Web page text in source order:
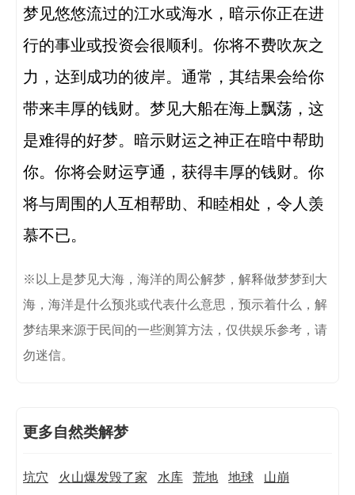
梦见悠悠流过的江水或海水，暗示你正在进
行的事业或投资会很顺利。你将不费吹灰之
力，达到成功的彼岸。通常，其结果会给你
带来丰厚的钱财。梦见大船在海上飘荡，这
是难得的好梦。暗示财运之神正在暗中帮助
你。你将会财运亨通，获得丰厚的钱财。你
将与周围的人互相帮助、和睦相处，令人羡
慕不已。
※以上是梦见大海，海洋的周公解梦，解释做梦梦到大
海，海洋是什么预兆或代表什么意思，预示着什么，解
梦结果来源于民间的一些测算方法，仅供娱乐参考，请
勿迷信。
更多自然类解梦
坑穴 火山爆发毁了家 水库 荒地 地球
山崩